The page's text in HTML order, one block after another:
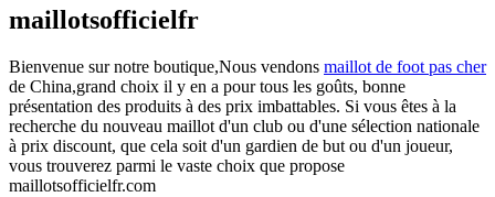
maillotsofficielfr
Bienvenue sur notre boutique,Nous vendons maillot de foot pas cher
de China,grand choix il y en a pour tous les goûts, bonne
présentation des produits à des prix imbattables. Si vous êtes à la
recherche du nouveau maillot d'un club ou d'une sélection nationale
à prix discount, que cela soit d'un gardien de but ou d'un joueur,
vous trouverez parmi le vaste choix que propose
maillotsofficielfr.com